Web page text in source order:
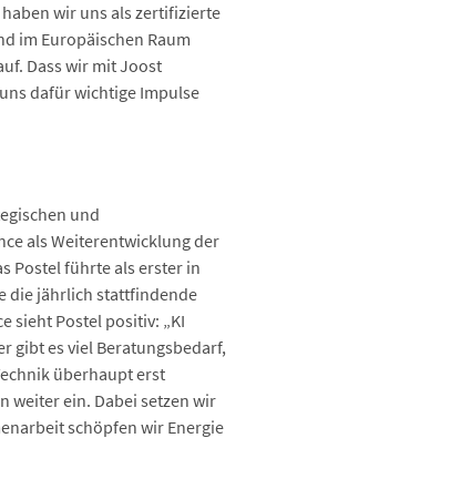
wir uns als zertifizierte
im Europäischen Raum
Dass wir mit Joost
dafür wichtige Impulse
und
als Weiterentwicklung der
Postel führte als erster in
die jährlich stattfindende
sieht Postel positiv: „KI
gibt es viel Beratungsbedarf,
überhaupt erst
weiter ein. Dabei setzen wir
schöpfen wir Energie